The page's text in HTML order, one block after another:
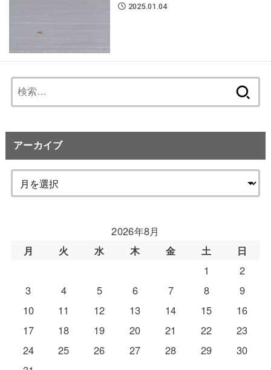
2025.01.04
索:
アーカイブ
2026年8月
月
火 水 木 金 土
日
1
2
3
4 5 6 7 8
9
10
11 12 13 14 15
16
17
18 19 20 21 22
23
24
25 26 27 28 29
30